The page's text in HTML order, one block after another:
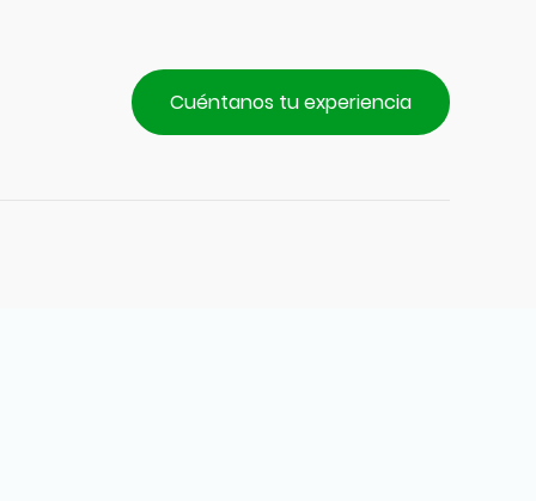
Cuéntanos tu experiencia